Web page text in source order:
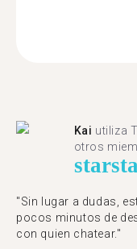
Kai utiliza
otros
star
"Sin lugar a dudas,
pocos minutos de
con quien chatear."